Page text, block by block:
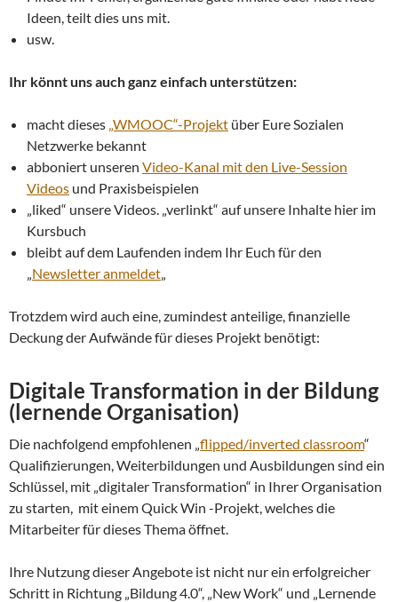
Ideen, teilt dies uns mit.
usw.
Ihr könnt uns auch ganz einfach unterstützen:
macht dieses „WMOOC“-Projekt über Eure Sozialen
Netzwerke bekannt
abboniert unseren Video-Kanal mit den Live-Session
Videos und Praxisbeispielen
„liked“ unsere Videos. „verlinkt“ auf unsere Inhalte hier im
Kursbuch
bleibt auf dem Laufenden indem Ihr Euch für den
Newsletter anmeldet
Trotzdem wird auch eine, zumindest anteilige, finanzielle
Deckung der Aufwände für dieses Projekt benötigt:
Digitale Transformation in der Bildung
(lernende Organisation)
Die nachfolgend empfohlenen „ flipped/inverted classroom“
Qualifizierungen, Weiterbildungen und Ausbildungen sind ein
Schlüssel, mit „digitaler Transformation“ in Ihrer Organisation
zu starten, mit einem Quick Win -Projekt, welches die
Mitarbeiter für dieses Thema öffnet.
Ihre Nutzung dieser Angebote ist nicht nur ein erfolgreicher
Schritt in Richtung „Bildung 4.0“, „New Work“ und „Lernende